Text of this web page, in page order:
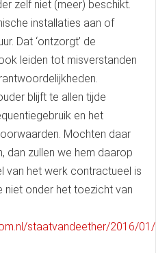
zelf niet (meer) beschikt.
installaties aan of
Dat ‘ontzorgt’ de
leiden tot misverstanden
blijft te allen tijde
en het
Mochten daar
dan zullen we hem daarop
van het werk contractueel is
niet onder het toezicht van
staatvandeether/2016/